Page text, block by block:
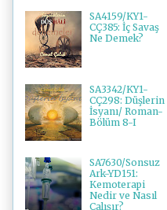
SA4159/KY1-
CÇ385: İç Savaş
Ne Demek?
SA3342/KY1-
CÇ298: Düşlerin
İsyanı/ Roman-
Bölüm 8-I
SA7630/Sonsuz
Ark-YD151:
Kemoterapi
Nedir ve Nasıl
Çalışır?